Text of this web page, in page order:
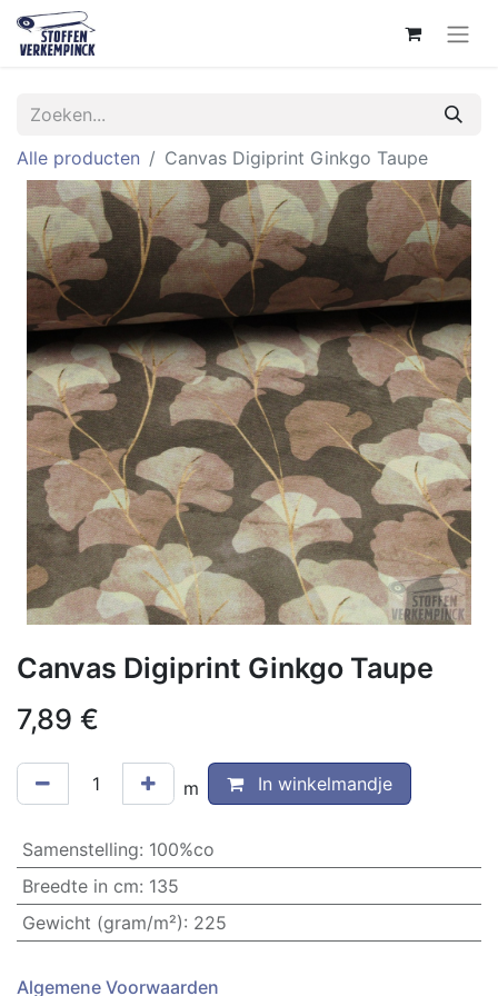
Alle producten Canvas Digiprint Ginkgo Taupe
Canvas Digiprint Ginkgo Taupe
7,89 €
m In winkelmandje
Samenstelling: 100%co
Breedte in cm: 135
Gewicht (gram/m²): 225
Algemene Voorwaarden